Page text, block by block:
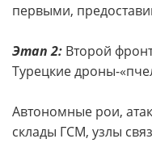
первыми,
Этап 2: Второй
Турецкие дроны-
Автономные рои,
склады ГСМ, узлы